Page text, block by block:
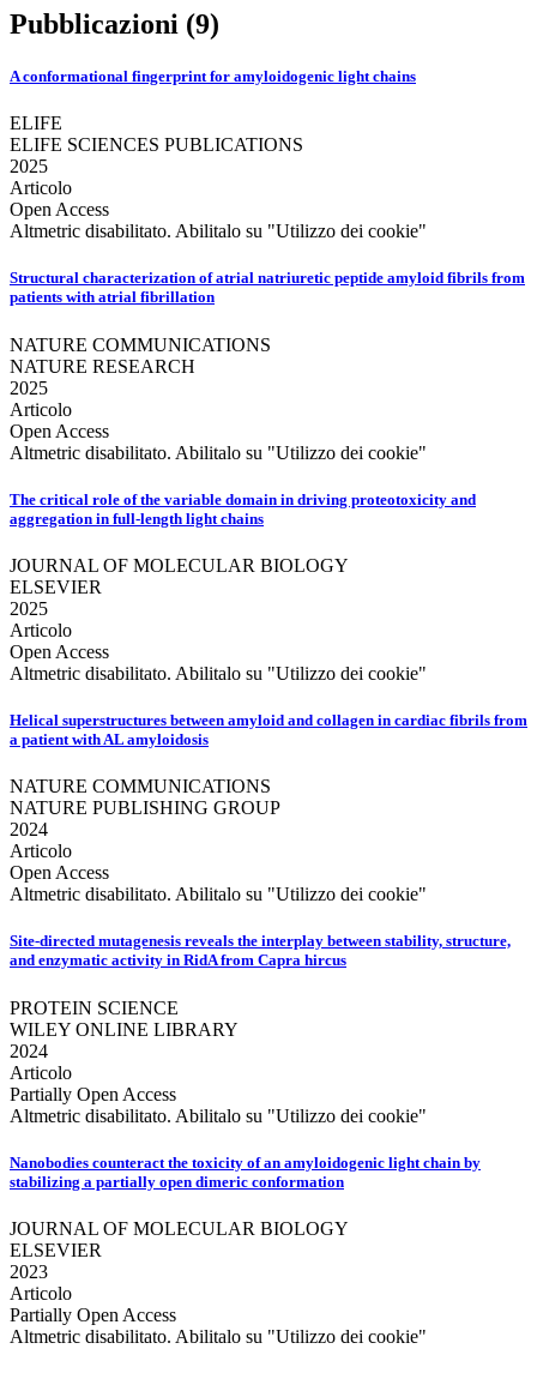
Pubblicazioni (9)
A conformational fingerprint for amyloidogenic light chains
ELIFE
ELIFE SCIENCES PUBLICATIONS
2025
Articolo
Open Access
Altmetric disabilitato. Abilitalo su "Utilizzo dei cookie"
Structural characterization of atrial natriuretic peptide amyloid fibrils from
patients with atrial fibrillation
NATURE COMMUNICATIONS
NATURE RESEARCH
2025
Articolo
Open Access
Altmetric disabilitato. Abilitalo su "Utilizzo dei cookie"
The critical role of the variable domain in driving proteotoxicity and
aggregation in full-length light chains
JOURNAL OF MOLECULAR BIOLOGY
ELSEVIER
2025
Articolo
Open Access
Altmetric disabilitato. Abilitalo su "Utilizzo dei cookie"
Helical superstructures between amyloid and collagen in cardiac fibrils from
a patient with AL amyloidosis
NATURE COMMUNICATIONS
NATURE PUBLISHING GROUP
2024
Articolo
Open Access
Altmetric disabilitato. Abilitalo su "Utilizzo dei cookie"
Site-directed mutagenesis reveals the interplay between stability, structure,
and enzymatic activity in RidA from Capra hircus
PROTEIN SCIENCE
WILEY ONLINE LIBRARY
2024
Articolo
Partially Open Access
Altmetric disabilitato. Abilitalo su "Utilizzo dei cookie"
Nanobodies counteract the toxicity of an amyloidogenic light chain by
stabilizing a partially open dimeric conformation
JOURNAL OF MOLECULAR BIOLOGY
ELSEVIER
2023
Articolo
Partially Open Access
Altmetric disabilitato. Abilitalo su "Utilizzo dei cookie"